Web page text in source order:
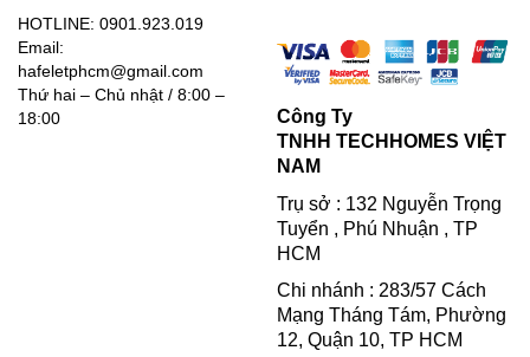
HOTLINE: 0901.923.019
Email:
hafeletphcm@gmail.com
Thứ hai – Chủ nhật / 8:00 –
18:00
Công Ty
TNHH TECHHOMES VIỆT
NAM
Trụ sở : 132 Nguyễn Trọng
Tuyển , Phú Nhuận , TP
HCM
Chi nhánh : 283/57 Cách
Mạng Tháng Tám, Phường
12, Quận 10, TP HCM